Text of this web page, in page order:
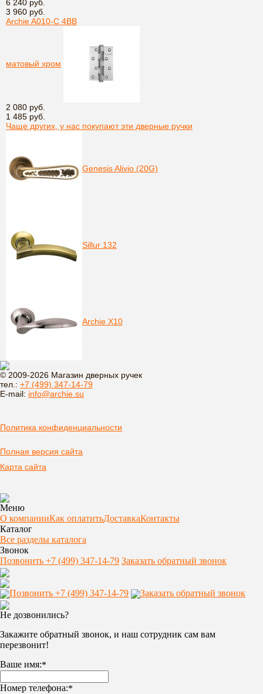
6 240 руб.
3 960 руб.
Archie A010-C 4BB
матовый хром
2 080 руб.
1 485 руб.
Чаще других, у нас покупают эти дверные ручки
Genesis Alivio (20G)
Sillur 132
Archie X10
© 2009-2026 Магазин дверных ручек
тел.: +7 (499) 347-14-79
E-mail: info@archie.su
Политика конфиденциальности
Полная версия сайта
Карта сайта
Меню
О компанииКак оплатитьДоставкаКонтакты
Каталог
Все разделы каталога
Звонок
Позвонить +7 (499) 347-14-79 Заказать обратный звонок
Позвонить +7 (499) 347-14-79 Заказать обратный звонок
Не дозвонились?
Закажите обратный звонок, и наш сотрудник сам вам
перезвонит!
Ваше имя:*
Номер телефона:*